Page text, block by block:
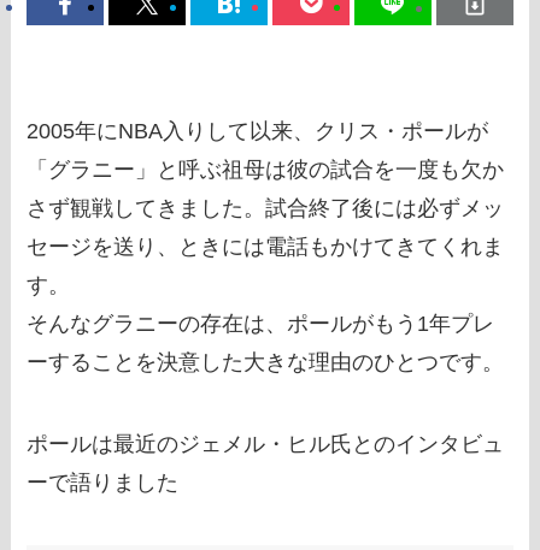
2005年にNBA入りして以来、クリス・ポールが
「グラニー」と呼ぶ祖母は彼の試合を一度も欠か
さず観戦してきました。試合終了後には必ずメッ
セージを送り、ときには電話もかけてきてくれま
す。
そんなグラニーの存在は、ポールがもう1年プレ
ーすることを決意した大きな理由のひとつです。
ポールは最近のジェメル・ヒル氏とのインタビュ
ーで語りました